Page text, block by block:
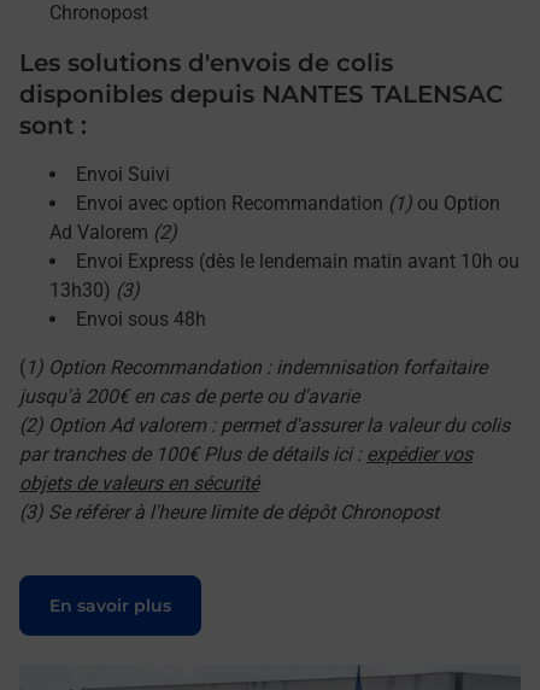
Chronopost
Les solutions d'envois de colis
disponibles depuis NANTES TALENSAC
sont :
Envoi Suivi
Envoi avec option Recommandation (1) ou Option
Ad Valorem (2)
Envoi Express (dès le lendemain matin avant 10h ou
13h30) (3)
Envoi sous 48h
( 1) Option Recommandation : indemnisation forfaitaire
jusqu'à 200€ en cas de perte ou d'avarie
(2) Option Ad valorem : permet d'assurer la valeur du colis
par tranches de 100€ Plus de détails ici : expédier vos
objets de valeurs en sécurité
(3) Se référer à l'heure limite de dépôt Chronopost
En savoir plus
Le lien s'ouvre dans un nouvel onglet